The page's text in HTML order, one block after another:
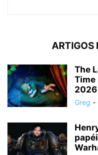
ARTIGOS
The
Time
Greg -